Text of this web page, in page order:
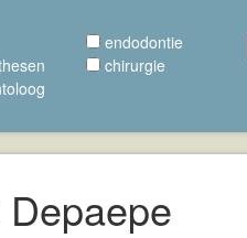
endodontie
chirurgie